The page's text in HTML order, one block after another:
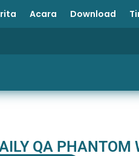
Acara Download
QA PHANTOM